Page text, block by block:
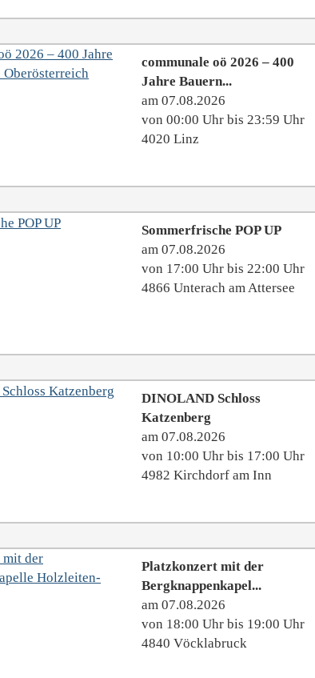
communale oö 2026 – 400
Jahre Bauern...
am 07.08.2026
von 00:00 Uhr bis 23:59 Uhr
4020 Linz
Sommerfrische POP UP
am 07.08.2026
von 17:00 Uhr bis 22:00 Uhr
4866 Unterach am Attersee
DINOLAND Schloss
Katzenberg
am 07.08.2026
von 10:00 Uhr bis 17:00 Uhr
4982 Kirchdorf am Inn
Platzkonzert mit der
Bergknappenkapel...
am 07.08.2026
von 18:00 Uhr bis 19:00 Uhr
4840 Vöcklabruck